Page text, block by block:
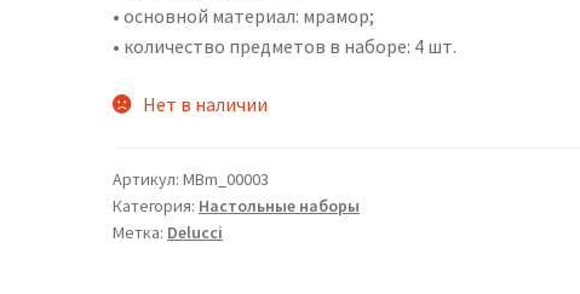
• основной материал: мрамор;
• количество предметов в наборе: 4 шт.
Нет в наличии
Артикул:MBm_00003
Категория: Настольные наборы
Метка: Delucci